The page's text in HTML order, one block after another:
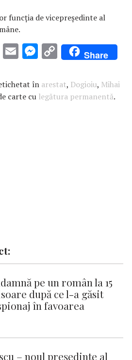
funcția de vicepreședinte al
Li E
ai
l
M
se
n
C
o
p
y
Share
în arestat, Dogioiu, Mihai
carte cu legătura permanentă.
pe un român la 15
după ce l-a găsit
în favoarea
– noul preşedinte al